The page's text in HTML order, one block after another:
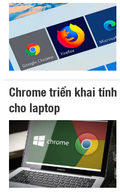
Chrome triển khai
cho laptop